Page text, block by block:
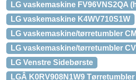
LG vaskemaskine FV96VNS2QA
LG vaskemaskine K4WV710S1W
LG vaskemaskine/tørretumbler
LG vaskemaskine/tørretumbler
LG Venstre Sidebørste
LGÂ K0RV908N1W9 Tørretumbler